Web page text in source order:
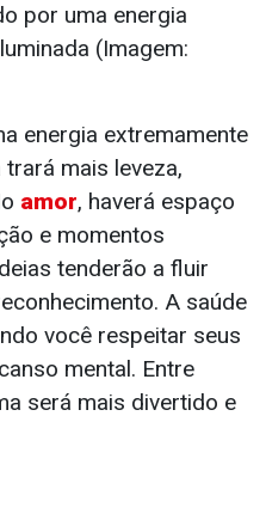
por uma energia
(Imagem:
energia extremamente
mais leveza,
amor, haverá espaço
e momentos
tenderão a fluir
A saúde
você respeitar seus
mental. Entre
será mais divertido e